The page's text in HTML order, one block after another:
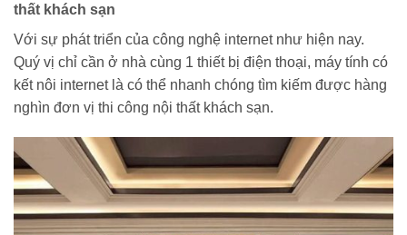
thất khách sạn
Với sự phát triển của công nghệ internet như hiện nay.
Quý vị chỉ cần ở nhà cùng 1 thiết bị điện thoại, máy tính có
kết nôi internet là có thể nhanh chóng tìm kiếm được hàng
nghìn đơn vị thi công nội thất khách sạn.